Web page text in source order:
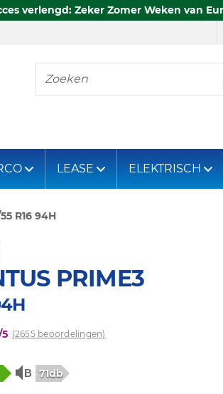
verlengd: Zeker Zomer Weken van
Zoeken
LEASE ELEKTRISCH
R16 94H
PRIME3
(2655 beoordelingen)
71db